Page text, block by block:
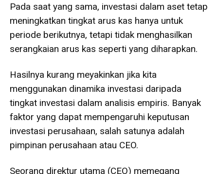
Pada saat yang sama, investasi dalam aset tetap
meningkatkan tingkat arus kas hanya untuk
periode berikutnya, tetapi tidak menghasilkan
serangkaian arus kas seperti yang diharapkan.
Hasilnya kurang meyakinkan jika kita
menggunakan dinamika investasi daripada
tingkat investasi dalam analisis empiris. Banyak
faktor yang dapat mempengaruhi keputusan
investasi perusahaan, salah satunya adalah
pimpinan perusahaan atau CEO.
Seorang direktur utama (CEO) memegang